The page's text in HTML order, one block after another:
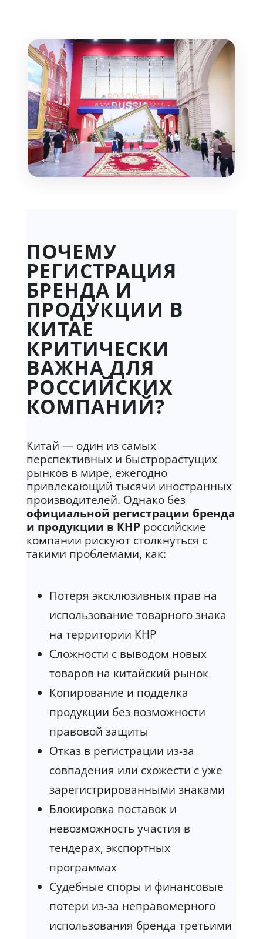
ПОЧЕМУ
РЕГИСТРАЦИЯ
БРЕНДА И
ПРОДУКЦИИ В
КИТАЕ
КРИТИЧЕСКИ
ВАЖНА ДЛЯ
РОССИЙСКИХ
КОМПАНИЙ?
Китай — один из самых
перспективных и быстрорастущих
рынков в мире, ежегодно
привлекающий тысячи иностранных
производителей. Однако без
официальной регистрации бренда
и продукции в КНР российские
компании рискуют столкнуться с
такими проблемами, как:
Потеря эксклюзивных прав на
использование товарного знака
на территории КНР
Сложности с выводом новых
товаров на китайский рынок
Копирование и подделка
продукции без возможности
правовой защиты
Отказ в регистрации из-за
совпадения или схожести с уже
зарегистрированными знаками
Блокировка поставок и
невозможность участия в
тендерах, экспортных
программах
Судебные споры и финансовые
потери из-за неправомерного
использования бренда третьими